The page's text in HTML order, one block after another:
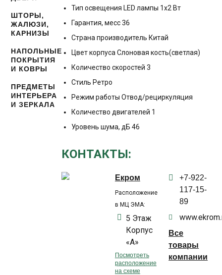
ШТОРЫ,
ЖАЛЮЗИ,
КАРНИЗЫ
НАПОЛЬНЫЕ
ПОКРЫТИЯ
И КОВРЫ
ПРЕДМЕТЫ
ИНТЕРЬЕРА
И ЗЕРКАЛА
Тип освещения LED лампы 1x2 Вт
Гарантия, месс 36
Страна производитель Китай
Цвет корпуса Слоновая кость(светлая)
Количество скоростей 3
Стиль Ретро
Режим работы Отвод/рециркуляция
Количество двигателей 1
Уровень шума, дБ 46
КОНТАКТЫ:
Екром
Расположение
в МЦ ЭМА:
5 Этаж
Корпус
«А»
Посмотреть
расположение
на схеме
+7-922-
117-15-
89
Все
товары
компании